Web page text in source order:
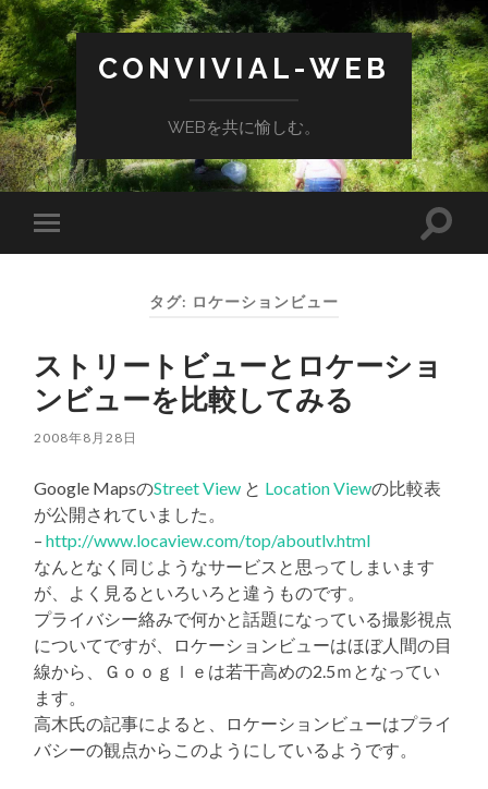
CONVIVIAL-WEB
WEBを共に愉しむ。
モ
バ
ー
を
切
り
替
え
検
タグ: ロケーションビュー
ストリートビューとロケーショ
ンビューを比較してみる
2008年8月28日
Google MapsのStreet View と Location Viewの比較表
が公開されていました。
–http://www.locaview.com/top/aboutlv.html
なんとなく同じようなサービスと思ってしまいます
が、よく見るといろいろと違うものです。
プライバシー絡みで何かと話題になっている撮影視点
についてですが、ロケーションビューはほぼ人間の目
線から、Ｇｏｏｇｌｅは若干高めの2.5ｍとなってい
ます。
高木氏の記事によると、ロケーションビューはプライ
バシーの観点からこのようにしているようです。